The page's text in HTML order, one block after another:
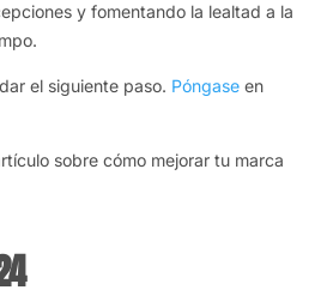
y fomentando la lealtad a la
el siguiente paso. Póngase en
sobre cómo mejorar tu marca